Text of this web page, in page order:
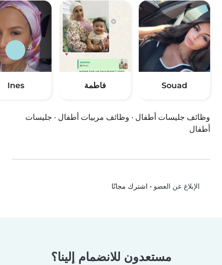
Souad فاطمة Ines
وظائف جليسات أطفال · وظائف مربيات أطفال · جليسات
أطفال
الإبلاغ عن العضو • اشترك مجانًا
مستعدون للانضمام إلينا؟